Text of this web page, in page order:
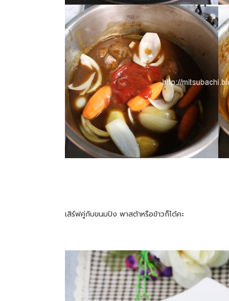
เสิร์ฟคู่กับขนมปัง พาสต้าหรือข้าวก็ได้คะ